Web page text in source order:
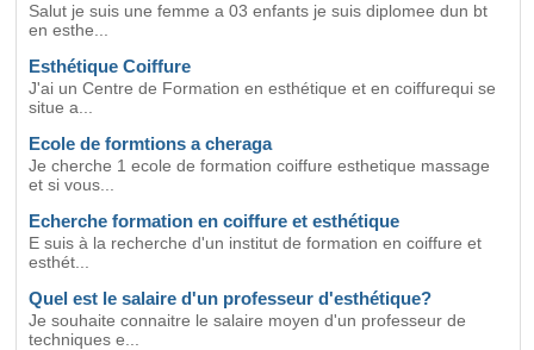
Salut je suis une femme a 03 enfants je suis diplomee dun bt
en esthe...
Esthétique Coiffure
J'ai un Centre de Formation en esthétique et en coiffurequi se
situe a...
Ecole de formtions a cheraga
Je cherche 1 ecole de formation coiffure esthetique massage
et si vous...
Echerche formation en coiffure et esthétique
E suis à la recherche d'un institut de formation en coiffure et
esthét...
Quel est le salaire d'un professeur d'esthétique?
Je souhaite connaitre le salaire moyen d'un professeur de
techniques e...